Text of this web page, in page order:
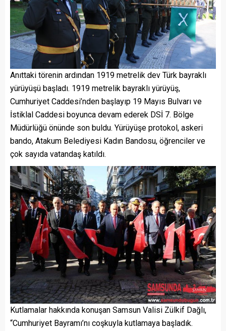
Anıttaki törenin ardından 1919 metrelik dev Türk bayraklı
yürüyüşü başladı. 1919 metrelik bayraklı yürüyüş,
Cumhuriyet Caddesi’nden başlayıp 19 Mayıs Bulvarı ve
İstiklal Caddesi boyunca devam ederek DSİ 7. Bölge
Müdürlüğü önünde son buldu. Yürüyüşe protokol, askeri
bando, Atakum Belediyesi Kadın Bandosu, öğrenciler ve
çok sayıda vatandaş katıldı.
Kutlamalar hakkında konuşan Samsun Valisi Zülkif Dağlı,
“Cumhuriyet Bayramı’nı coşkuyla kutlamaya başladık.